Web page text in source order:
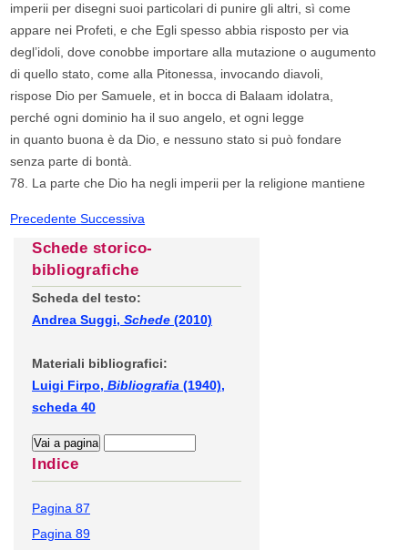
imperii per disegni suoi particolari di punire gli altri, sì come
appare nei Profeti, e che Egli spesso abbia risposto per via
degl’idoli, dove conobbe importare alla mutazione o augumento
di quello stato, come alla Pitonessa, invocando diavoli,
rispose Dio per Samuele, et in bocca di Balaam idolatra,
perché ogni dominio ha il suo angelo, et ogni legge
in quanto buona è da Dio, e nessuno stato si può fondare
senza parte di bontà.
78. La parte che Dio ha negli imperii per la religione mantiene
PrecedenteSuccessiva
Schede storico-
bibliografiche
Scheda del testo:
Andrea Suggi, Schede (2010)
Materiali bibliografici:
Luigi Firpo, Bibliografia (1940),
scheda 40
Indice
Pagina 87
Pagina 89